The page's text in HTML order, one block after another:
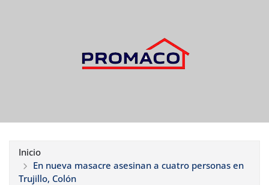
Inicio
En nueva masacre asesinan a cuatro personas en
Trujillo, Colón